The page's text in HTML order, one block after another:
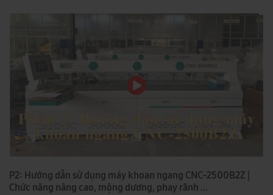
P2: Hướng dẫn sử dụng máy khoan ngang CNC-2500B2Z |
Chức năng nâng cao, mộng dương, phay rãnh ...